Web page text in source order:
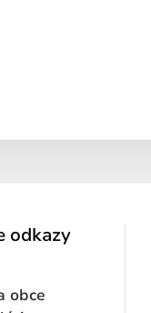
odkazy
obce